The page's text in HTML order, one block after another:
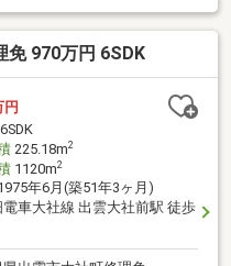
◆出雲市立大社中学校 徒
するLIXIL不動産ショップ
お気軽にお申し付けく
免 970万円 6SDK
円
6SDK
225.18m2
1120m2
年6月(築51年3ヶ月)
電車大社線 出雲大社前駅 徒歩